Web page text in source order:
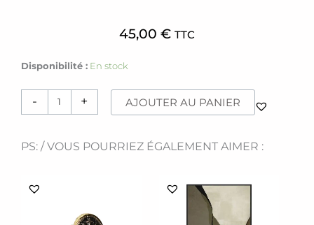
45,00 € TTC
Disponibilité : En stock
-
quantité
+ AJOUTER AU PANIER
PS: / VOUS POURRIEZ ÉGALEMENT AIMER :